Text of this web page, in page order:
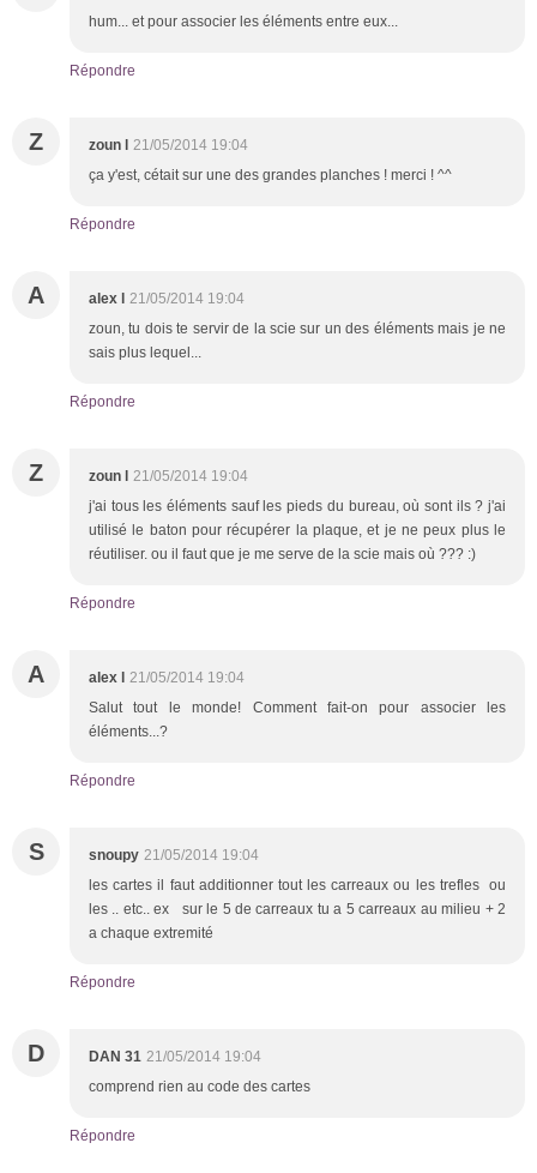
hum... et pour associer les éléments entre eux...
Répondre
Z zoun l 21/05/2014 19:04
ça y'est, cétait sur une des grandes planches ! merci ! ^^
Répondre
A alex l 21/05/2014 19:04
zoun, tu dois te servir de la scie sur un des éléments mais je ne
sais plus lequel...
Répondre
Z zoun l 21/05/2014 19:04
j'ai tous les éléments sauf les pieds du bureau, où sont ils ? j'ai
utilisé le baton pour récupérer la plaque, et je ne peux plus le
réutiliser. ou il faut que je me serve de la scie mais où ??? :)
Répondre
A alex l 21/05/2014 19:04
Salut tout le monde! Comment fait-on pour associer les
éléments...?
Répondre
S snoupy 21/05/2014 19:04
les cartes il faut additionner tout les carreaux ou les trefles ou
les .. etc.. ex sur le 5 de carreaux tu a 5 carreaux au milieu + 2
a chaque extremité
Répondre
D DAN 31 21/05/2014 19:04
comprend rien au code des cartes
Répondre